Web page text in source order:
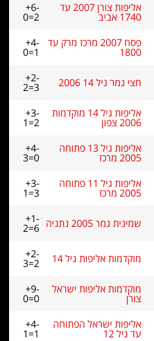
אליפות צורן 2007 עד
1740 אביב
+6-
0=2
פסח 2007 מרכז מרק עד
1800
+4-
0=1
חצי גמר גיל 14 2006 +2-
2=3
אליפות גיל 14 מוקדמות
2006 צפון
+3-
1=2
אליפות גיל 13 פתוחה
2005 מרכז
+4-
3=0
אליפות גיל 11 פתוחה
2005 מרכז
+3-
1=3
שמינית גמר 2005 נתניה +1-
2=6
מוקדמות אליפות גיל 14 +2-
3=2
מוקדמות אליפות ישראל
צורן
+9-
0=0
אליפות ישראל הפתוחה
עד גיל 12
+4-
1=1